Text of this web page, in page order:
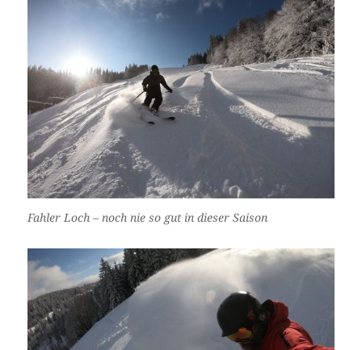
Fahler Loch – noch nie so gut in dieser Saison